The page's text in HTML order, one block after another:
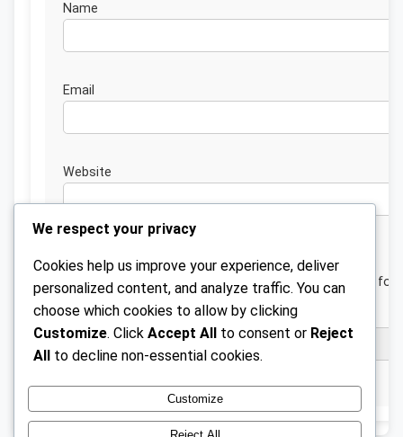
Website
Save my name, email, and website in this browser for
next time I comment.
We respect your privacy
Cookies help us improve your experience, deliver
personalized content, and analyze traffic. You can
choose which cookies to allow by clicking
Customize. Click Accept All to consent or Reject
All to decline non-essential cookies.
Customize